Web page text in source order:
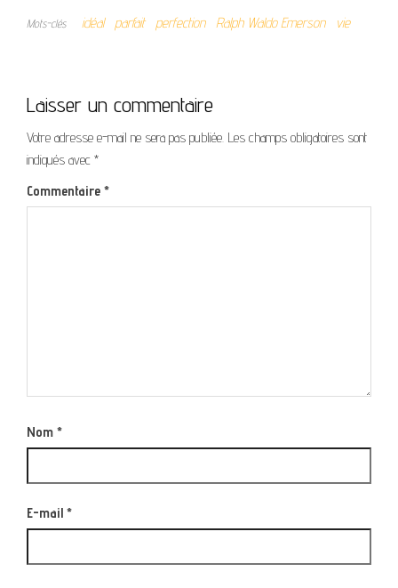
Mots-clés idéal parfait perfection Ralph Waldo Emerson vie
Laisser un commentaire
Votre adresse e-mail ne sera pas publiée. Les champs obligatoires sont
indiqués avec *
Commentaire *
Nom *
E-mail *